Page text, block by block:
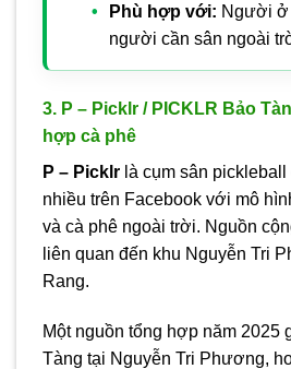
Phù hợp với: Người ở
người cần sân ngoài
3. P – Picklr / PICKLR Bảo
hợp cà phê
P – Picklr là cụm sân
nhiều trên Facebook với mô
và cà phê ngoài trời. Nguồn
liên quan đến khu Nguyễn Tri
Rang.
Một nguồn tổng hợp năm 2025
Tàng tại Nguyễn Tri Phương,